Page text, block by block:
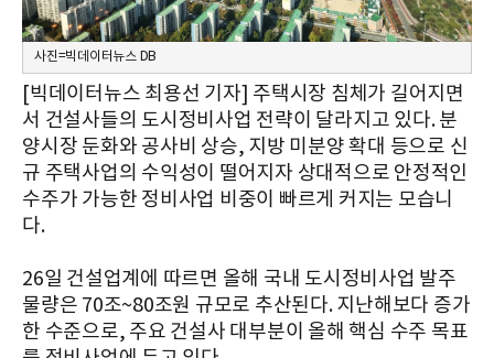
사진=빅데이터뉴스 DB
[빅데이터뉴스 최용선 기자] 주택시장 침체가 길어지면
서 건설사들의 도시정비사업 전략이 달라지고 있다. 분
양시장 둔화와 공사비 상승, 지방 미분양 확대 등으로 신
규 주택사업의 수익성이 떨어지자 상대적으로 안정적인
수주가 가능한 정비사업 비중이 빠르게 커지는 모습니
다.
26일 건설업계에 따르면 올해 국내 도시정비사업 발주
물량은 70조~80조원 규모로 추산된다. 지난해보다 증가
한 수준으로, 주요 건설사 대부분이 올해 핵심 수주 목표